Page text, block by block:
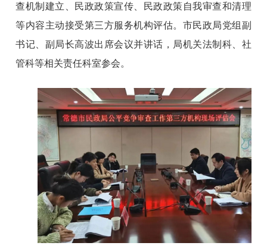
查机制建立、民政政策宣传、民政政策自我审查和清理
等内容主动接受第三方服务机构评估。市民政局党组副
书记、副局长高波出席会议并讲话，局机关法制科、社
管科等相关责任科室参会。